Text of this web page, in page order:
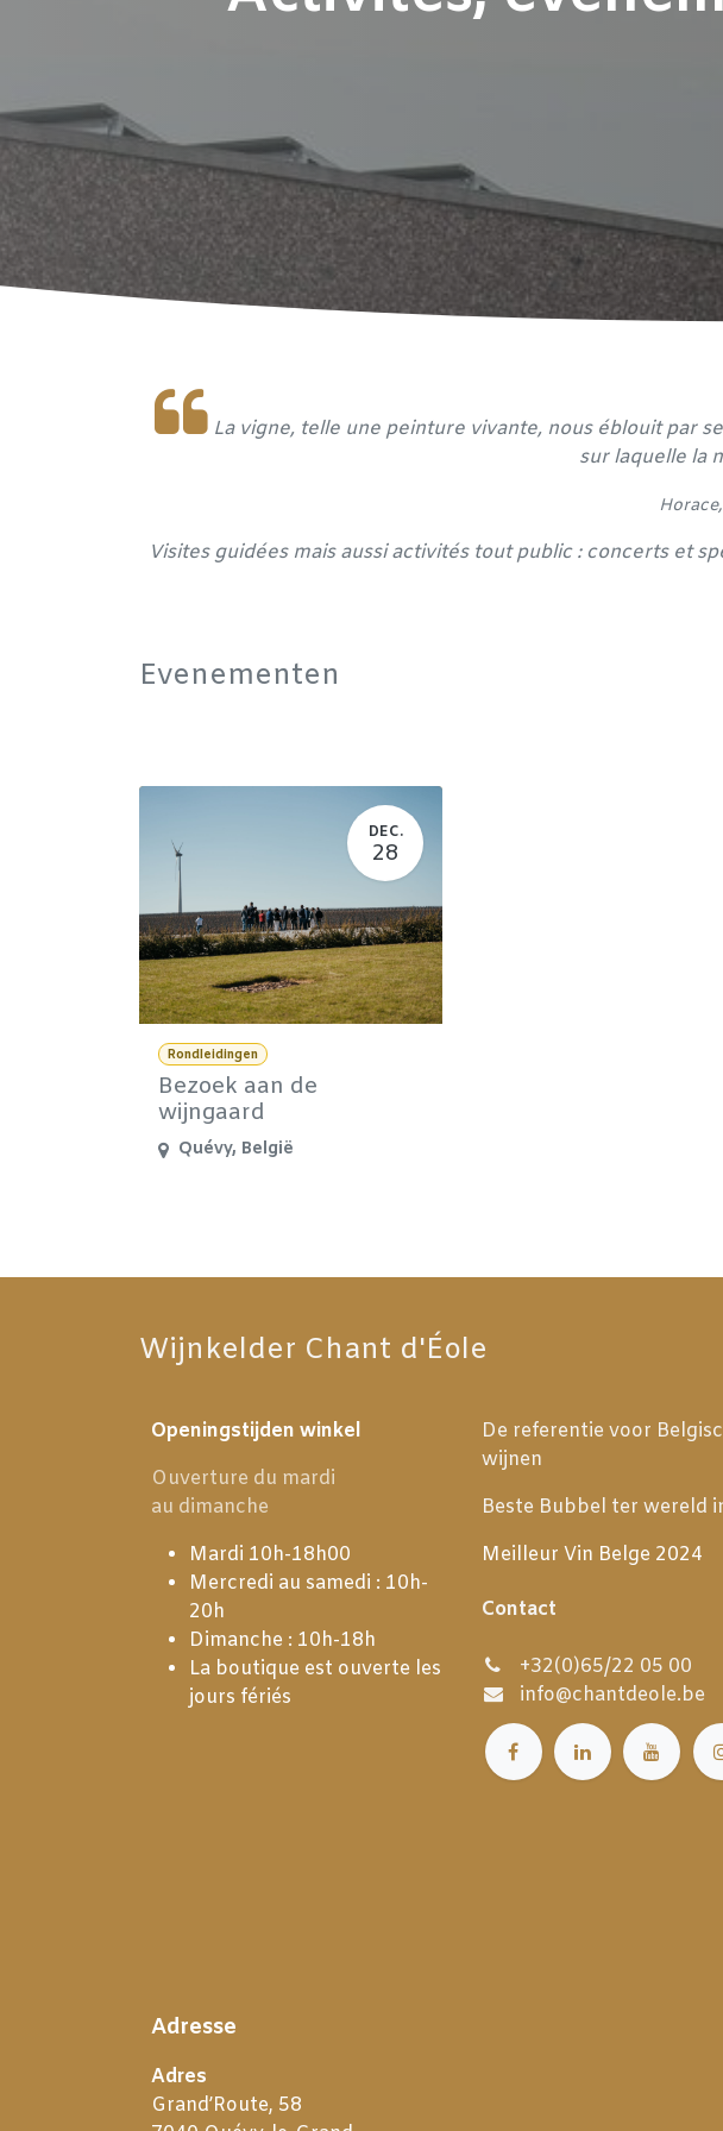
La vigne, telle une peinture vivante, nous éblouit par
sur laquelle la
Visites guidées mais aussi activités tout public : concerts et
Evenementen
DEC.
28
Rondleidingen
Bezoek aan de
wijngaard
Quévy, België
Wijnkelder Chant d'Éole
Contact
+32(0)65/22 05 00
info@chantdeole.be
Openingstijden winkel
Ouverture du mardi
au dimanche
Mardi 10h-18h00
Mercredi au samedi : 10h-
20h
Dimanche : 10h-18h
La boutique est ouverte les
jours fériés
De referentie voor
wijnen
Beste Bubbel ter wereld
Meilleur Vin Belge 2024
Adresse
Adres
Grand’Route, 58